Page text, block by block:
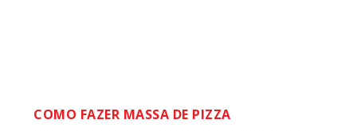
COMO FAZER MASSA DE PIZZA